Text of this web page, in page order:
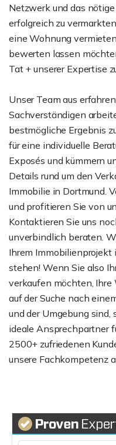
Netzwerk und das
erfolgreich zu
eine Wohnung
bewerten lassen
Tat + unserer Expertise
Unser Team aus
Sachverständigen
bestmögliche Ergebnis
für eine individuelle
Exposés und kümmern
Details rund um den
Immobilie in Dortmund.
und profitieren Sie von
Kontaktieren Sie uns
unverbindlich beraten.
Ihrem Immobilienprojekt
stehen! Wenn Sie also
verkaufen möchten,
auf der Suche nach
und der Umgebung
ideale Ansprechpartner
2500+ zufriedenen
unsere Fachkompetenz